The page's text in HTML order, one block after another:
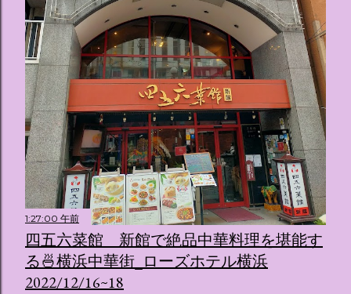
1:27:00 午前
四五六菜館 新館で絶品中華料理を堪能す
る🍜横浜中華街_ローズホテル横浜
2022/12/16~18